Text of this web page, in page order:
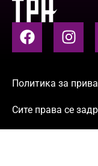
Политика за
Сите права се